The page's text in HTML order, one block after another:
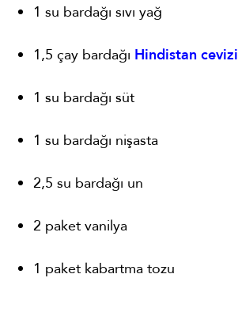
1 su bardağı sıvı yağ
1,5 çay bardağı Hindistan cevizi
1 su bardağı süt
1 su bardağı nişasta
2,5 su bardağı un
2 paket vanilya
1 paket kabartma tozu